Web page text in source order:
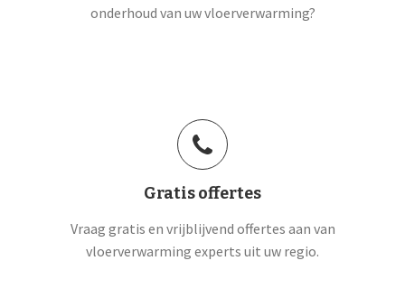
onderhoud van uw vloerverwarming?
Gratis offertes
Vraag gratis en vrijblijvend offertes aan van
vloerverwarming experts uit uw regio.